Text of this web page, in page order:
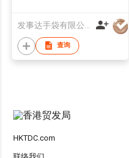
查询
HKTDC.com